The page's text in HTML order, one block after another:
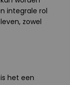
integrale rol
zowel
het een